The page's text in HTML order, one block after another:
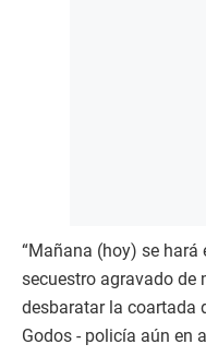
“Mañana (hoy) se hará
secuestro agravado de
desbaratar la coartada
Godos - policía aún en